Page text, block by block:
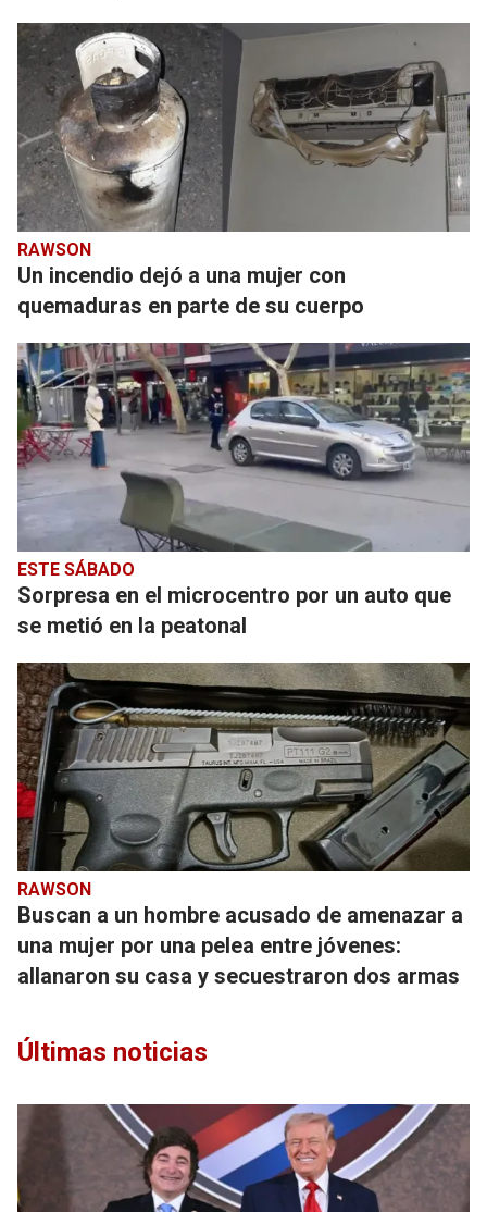
RAWSON
Un incendio dejó a una mujer con
quemaduras en parte de su cuerpo
ESTE SÁBADO
Sorpresa en el microcentro por un auto que
se metió en la peatonal
RAWSON
Buscan a un hombre acusado de amenazar a
una mujer por una pelea entre jóvenes:
allanaron su casa y secuestraron dos armas
Últimas noticias